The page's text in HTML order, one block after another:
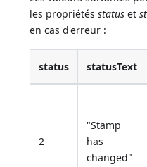
les propriétésstatus et
en cas d'erreur :
status statusText
2
"Stamp
has
changed"